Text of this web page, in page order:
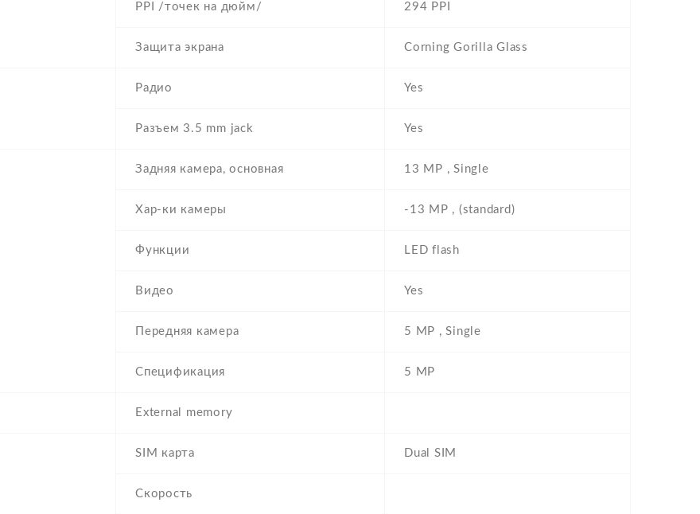
PPI /точек на дюйм/ 294 PPI
Защита экрана Corning Gorilla Glass
Радио Yes
Разъем 3.5 mm jack Yes
Задняя камера, основная 13 MP , Single
Хар-ки камеры -13 MP , (standard)
Функции LED flash
Видео Yes
Передняя камера 5 MP , Single
Спецификация 5 MP
External memory
SIM карта Dual SIM
Скорость